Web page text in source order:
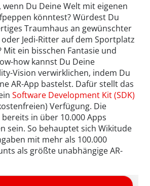
wenn Du Deine Welt mit eigenen
könntest? Würdest Du
Traumhaus an gewünschter
Jedi-Ritter auf dem Sportplatz
Mit ein bisschen Fantasie und
how kannst Du Deine
Vision verwirklichen, indem Du
AR-App bastelst. Dafür stellt das
Software Development Kit (SDK)
Verfügung. Die
in über 10.000 Apps
sein. So behauptet sich Wikitude
mit mehr als 100.000
als größte unabhängige AR-